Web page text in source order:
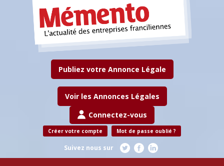
Publiez votre Annonce Légale
Voir les Annonces Légales
Connectez-vous
Créer votre compte Mot de passe oublié ?
Suivez nous sur